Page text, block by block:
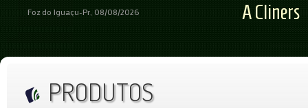
Foz do Iguaçu-Pr, 08/08/2026 A Cliners
PRODUTOS